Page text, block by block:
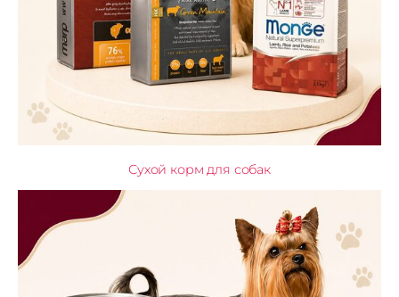
Сухой корм для собак